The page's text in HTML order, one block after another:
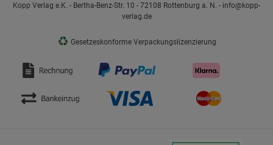
Kopp Verlag e.K. - Bertha-Benz-Str. 10 - 72108 Rottenburg a. N. - info@kopp-
verlag.de
♻ Gesetzeskonforme Verpackungslizenzierung